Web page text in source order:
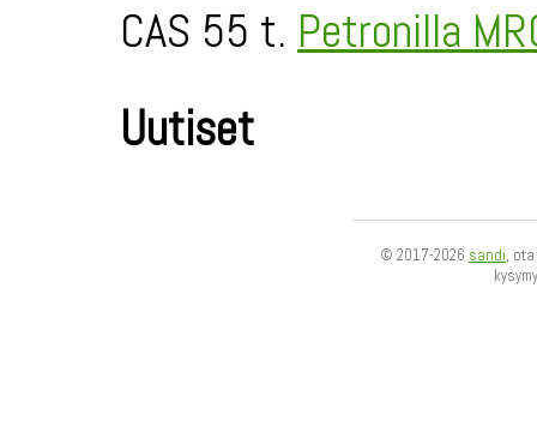
CAS 55 t. Petronilla
Uutiset
© 2017-2026 sandi,